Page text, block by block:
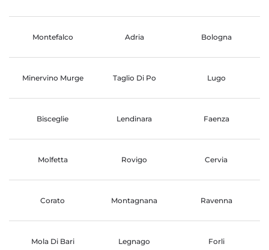
Montefalco Adria Bologna
Minervino Murge Taglio Di Po Lugo
Bisceglie Lendinara Faenza
Molfetta Rovigo Cervia
Corato Montagnana Ravenna
Mola Di Bari Legnago Forli